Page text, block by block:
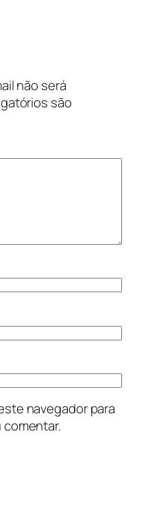
não será
são
navegador para
comentar.